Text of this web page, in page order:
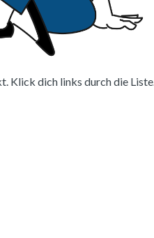
Klick dich links durch die Liste.